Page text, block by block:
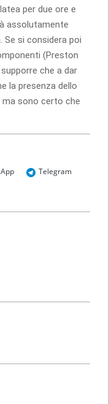
per due ore e
assolutamente
Se si considera poi
(Preston
che a dar
la presenza dello
ma sono certo che
Telegram